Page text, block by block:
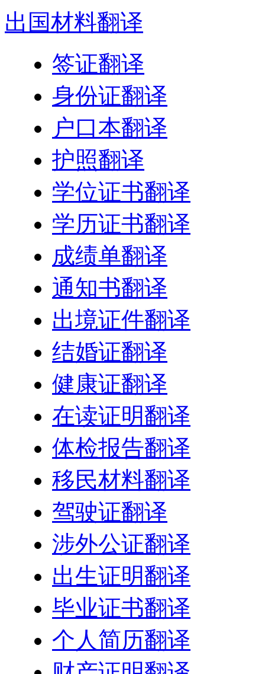
出国材料翻译
签证翻译
身份证翻译
户口本翻译
护照翻译
学位证书翻译
学历证书翻译
成绩单翻译
通知书翻译
出境证件翻译
结婚证翻译
健康证翻译
在读证明翻译
体检报告翻译
移民材料翻译
驾驶证翻译
涉外公证翻译
出生证明翻译
毕业证书翻译
个人简历翻译